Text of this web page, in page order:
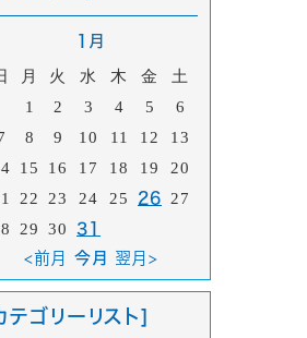
1月
月 火 水 木 金
土
1
2 3 4 5
6
8 9 10 11 12
13
15 16 17 18 19
20
22 23 24 25 26
27
29 30
31
<前月
今月 翌月>
テゴリーリスト]